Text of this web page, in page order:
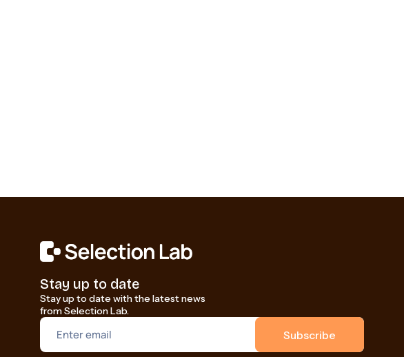
Stay up to date
Stay up to date with the latest news
from Selection Lab.